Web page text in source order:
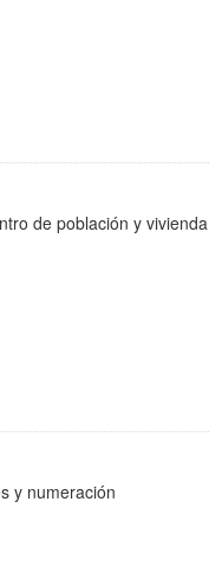
de población y vivienda
y numeración